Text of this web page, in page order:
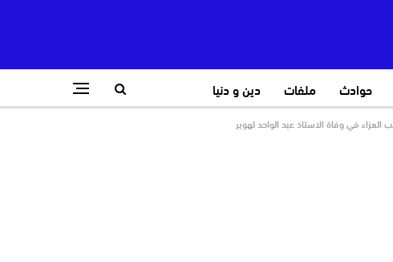
حوادث ملفات دين و دنيا
في وفاة الاستاذ عبد الواحد لهوير